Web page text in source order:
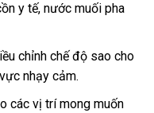
y tếqua
, nước muối pha
chỉnh chế độ sao cho
nhạy cảm.
nơi
các vị trítiki
mong muốn